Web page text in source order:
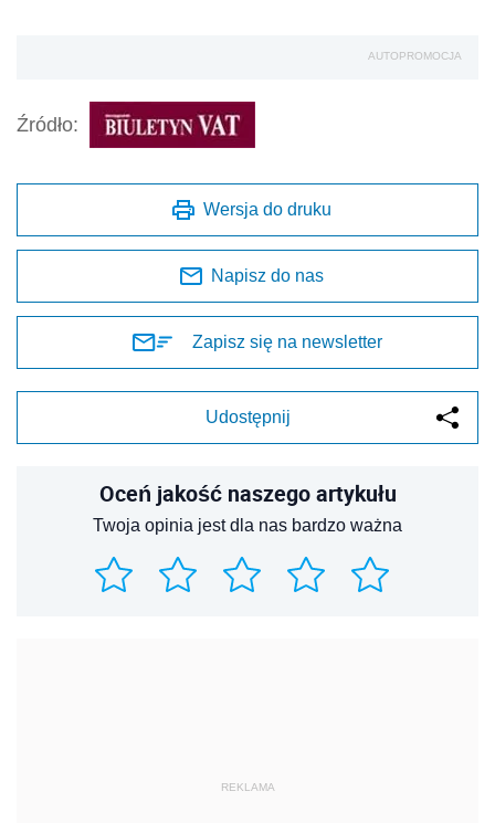
AUTOPROMOCJA
Źródło:
Wersja do druku
Napisz do nas
Zapisz się na newsletter
Udostępnij
Oceń jakość naszego artykułu
Twoja opinia jest dla nas bardzo ważna
REKLAMA